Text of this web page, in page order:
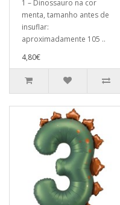
1 – Dinossauro na cor
menta, tamanho antes de
insuflar:
aproximadamente 105 ..
4,80€